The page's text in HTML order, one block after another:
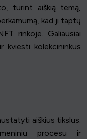
turint aiškią temą,
kad ji taptų
rinkoje. Galiausiai
kolekcininkus
aiškius tikslus.
procesu ir